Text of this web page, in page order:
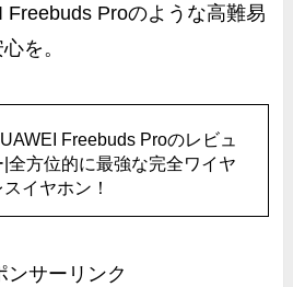
Freebuds Proのような高難易
を。
Freebuds Proのレビュ
|全方位的に最強な完全ワイヤ
スイヤホン！
ンサーリンク